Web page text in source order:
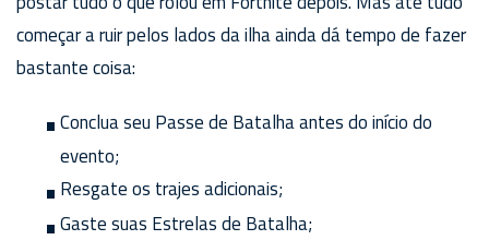
começar a ruir pelos lados da ilha ainda dá tempo de fazer
bastante coisa:
Conclua seu Passe de Batalha antes do início do
evento;
Resgate os trajes adicionais;
Gaste suas Estrelas de Batalha;